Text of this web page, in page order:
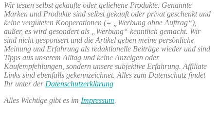
Wir testen selbst gekaufte oder geliehene Produkte. Genannte
Marken und Produkte sind selbst gekauft oder privat geschenkt und
keine vergüteten Kooperationen (= „Werbung ohne Auftrag“),
außer, es wird gesondert als „Werbung“ kenntlich gemacht. Wir
sind nicht gesponsert und die Artikel geben meine persönliche
Meinung und Erfahrung als redaktionelle Beiträge wieder und sind
Tipps aus unserem Alltag und keine Anzeigen oder
Kaufempfehlungen, sondern unsere subjektive Erfahrung. Affiliate
Links sind ebenfalls gekennzeichnet. Alles zum Datenschutz findet
Ihr unter der Datenschutzerklärung
Alles Wichtige gibt es im Impressum.